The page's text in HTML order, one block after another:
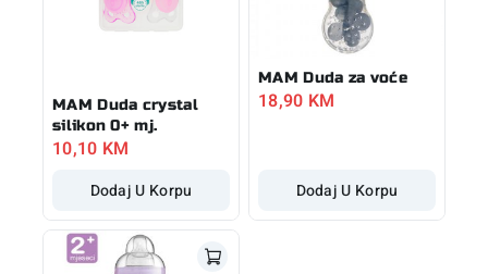
MAM Duda crystal
silikon 0+ mj.
10,10 KM
Dodaj U Korpu
MAM Duda za voće
18,90 KM
Dodaj U Korpu